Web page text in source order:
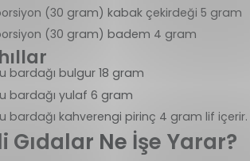
(30 gram) kabak çekirdeği 5 gram
(30 gram) badem 4 gram
bardağı bulgur 18 gram
bardağı yulaf 6 gram
bardağı kahverengi pirinç 4 gram lif içerir.
Gıdalar Ne İşe Yarar?